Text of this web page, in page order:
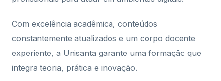
Com excelência acadêmica, conteúdos
constantemente atualizados e um corpo docente
experiente, a Unisanta garante uma formação que
integra teoria, prática e inovação.